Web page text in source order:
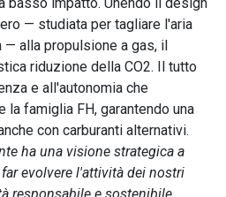
— studiata per tagliare l'aria
alla propulsione a gas, il
riduzione della CO2. Il tutto
e all'autonomia che
la famiglia FH, garantendo una
con carburanti alternativi.
ha una visione strategica a
evolvere l'attività dei nostri